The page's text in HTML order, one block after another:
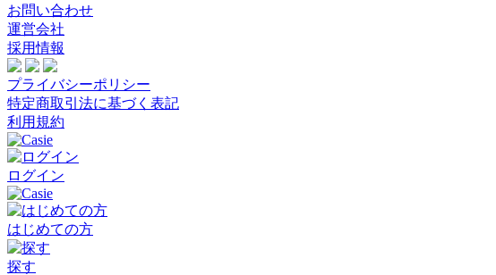
お問い合わせ
運営会社
採用情報
プライバシーポリシー
特定商取引法に基づく表記
利用規約
ログイン
はじめての方
探す